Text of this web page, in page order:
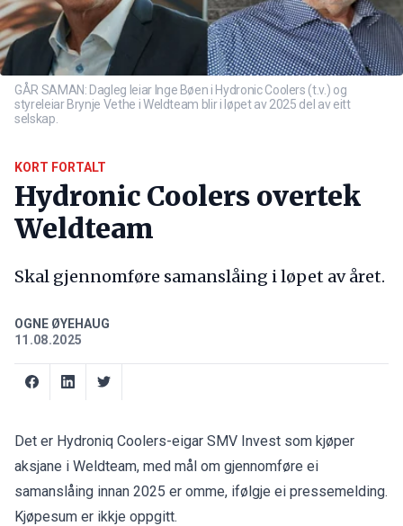
GÅR SAMAN: Dagleg leiar Inge Bøen i Hydronic Coolers (t.v.) og
styreleiar Brynje Vethe i Weldteam blir i løpet av 2025 del av eitt
selskap.
KORT FORTALT
Hydronic Coolers overtek
Weldteam
Skal gjennomføre samanslåing i løpet av året.
OGNE ØYEHAUG
11.08.2025
Det er Hydroniq Coolers-eigar SMV Invest som kjøper
aksjane i Weldteam, med mål om gjennomføre ei
samanslåing innan 2025 er omme, ifølgje ei pressemelding.
Kjøpesum er ikkje oppgitt.